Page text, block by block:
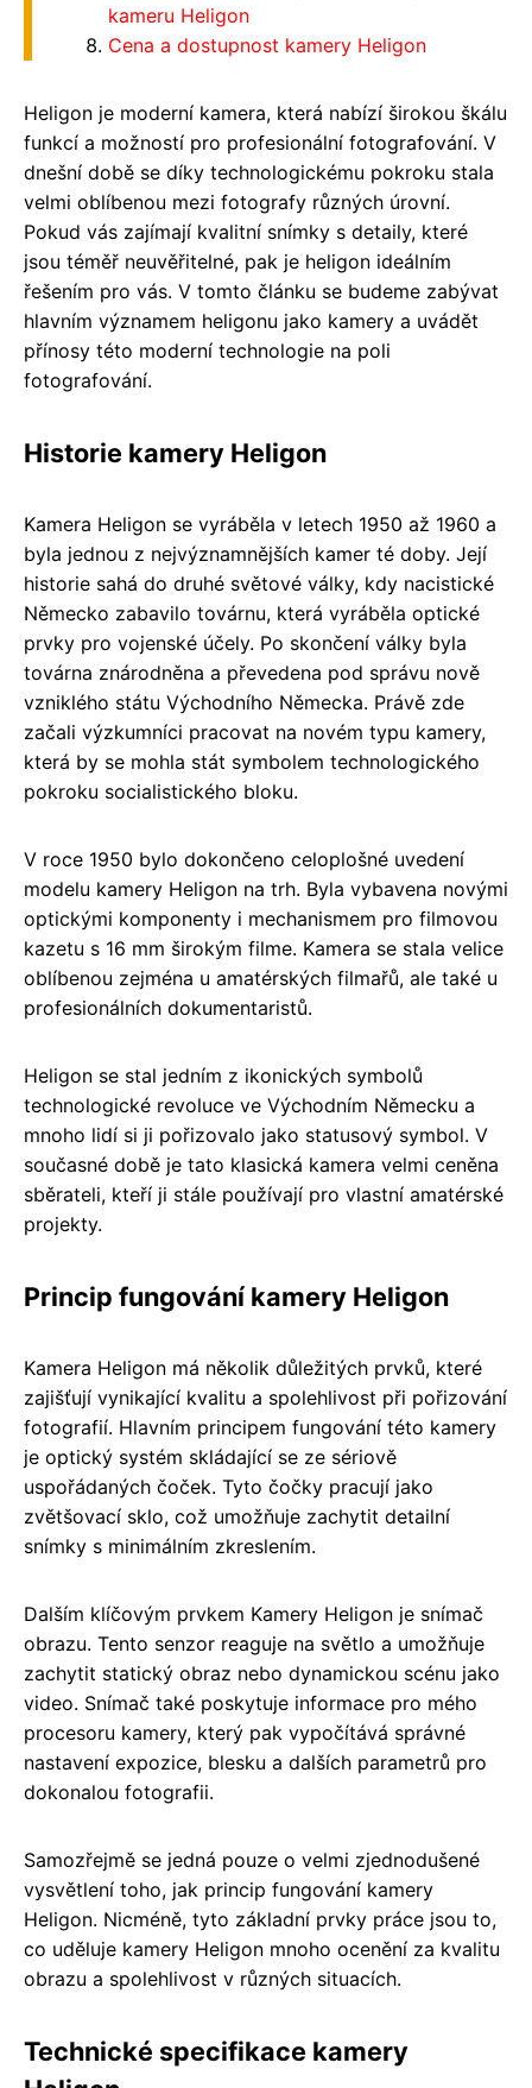
kameru Heligon
Cena a dostupnost kamery Heligon
Heligon je moderní kamera, která nabízí širokou škálu
funkcí a možností pro profesionální fotografování. V
dnešní době se díky technologickému pokroku stala
velmi oblíbenou mezi fotografy různých úrovní.
Pokud vás zajímají kvalitní snímky s detaily, které
jsou téměř neuvěřitelné, pak je heligon ideálním
řešením pro vás. V tomto článku se budeme zabývat
hlavním významem heligonu jako kamery a uvádět
přínosy této moderní technologie na poli
fotografování.
Historie kamery Heligon
Kamera Heligon se vyráběla v letech 1950 až 1960 a
byla jednou z nejvýznamnějších kamer té doby. Její
historie sahá do druhé světové války, kdy nacistické
Německo zabavilo továrnu, která vyráběla optické
prvky pro vojenské účely. Po skončení války byla
továrna znárodněna a převedena pod správu nově
vzniklého státu Východního Německa. Právě zde
začali výzkumníci pracovat na novém typu kamery,
která by se mohla stát symbolem technologického
pokroku socialistického bloku.
V roce 1950 bylo dokončeno celoplošné uvedení
modelu kamery Heligon na trh. Byla vybavena novými
optickými komponenty i mechanismem pro filmovou
kazetu s 16 mm širokým filme. Kamera se stala velice
oblíbenou zejména u amatérských filmařů, ale také u
profesionálních dokumentaristů.
Heligon se stal jedním z ikonických symbolů
technologické revoluce ve Východním Německu a
mnoho lidí si ji pořizovalo jako statusový symbol. V
současné době je tato klasická kamera velmi ceněna
sběrateli, kteří ji stále používají pro vlastní amatérské
projekty.
Princip fungování kamery Heligon
Kamera Heligon má několik důležitých prvků, které
zajišťují vynikající kvalitu a spolehlivost při pořizování
fotografií. Hlavním principem fungování této kamery
je optický systém skládající se ze sériově
uspořádaných čoček. Tyto čočky pracují jako
zvětšovací sklo, což umožňuje zachytit detailní
snímky s minimálním zkreslením.
Dalším klíčovým prvkem Kamery Heligon je snímač
obrazu. Tento senzor reaguje na světlo a umožňuje
zachytit statický obraz nebo dynamickou scénu jako
video. Snímač také poskytuje informace pro mého
procesoru kamery, který pak vypočítává správné
nastavení expozice, blesku a dalších parametrů pro
dokonalou fotografii.
Samozřejmě se jedná pouze o velmi zjednodušené
vysvětlení toho, jak princip fungování kamery
Heligon. Nicméně, tyto základní prvky práce jsou to,
co uděluje kamery Heligon mnoho ocenění za kvalitu
obrazu a spolehlivost v různých situacích.
Technické specifikace kamery